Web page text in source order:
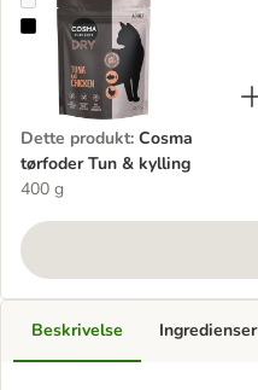
Cosma tørfoder Tun & kylling
Dette produkt: Cosma
tørfoder Tun & kylling
400 g
Beskrivelse Ingredienser